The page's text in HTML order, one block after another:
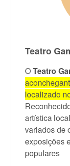
Teatro
OTeatro
localizado
artística
variados de
exposições
populares